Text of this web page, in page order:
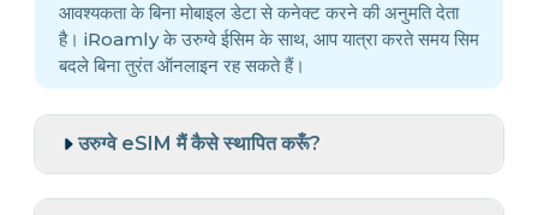
आवश्यकता के बिना मोबाइल डेटा से कनेक्ट करने की अनुमति देता
है। iRoamly के उरुग्वे ईसिम के साथ, आप यात्रा करते समय सिम
बदले बिना तुरंत ऑनलाइन रह सकते हैं।
उरुग्वे eSIM मैं कैसे स्थापित करूँ?